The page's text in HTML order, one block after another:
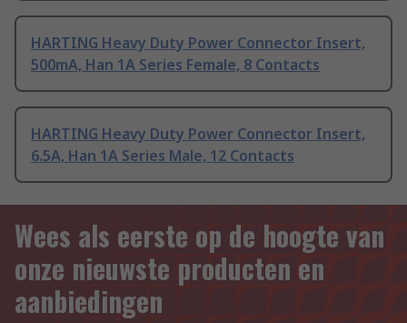
HARTING Heavy Duty Power Connector Insert,
500mA, Han 1A Series Female, 8 Contacts
HARTING Heavy Duty Power Connector Insert,
6.5A, Han 1A Series Male, 12 Contacts
Wees als eerste op de hoogte van
onze nieuwste producten en
aanbiedingen